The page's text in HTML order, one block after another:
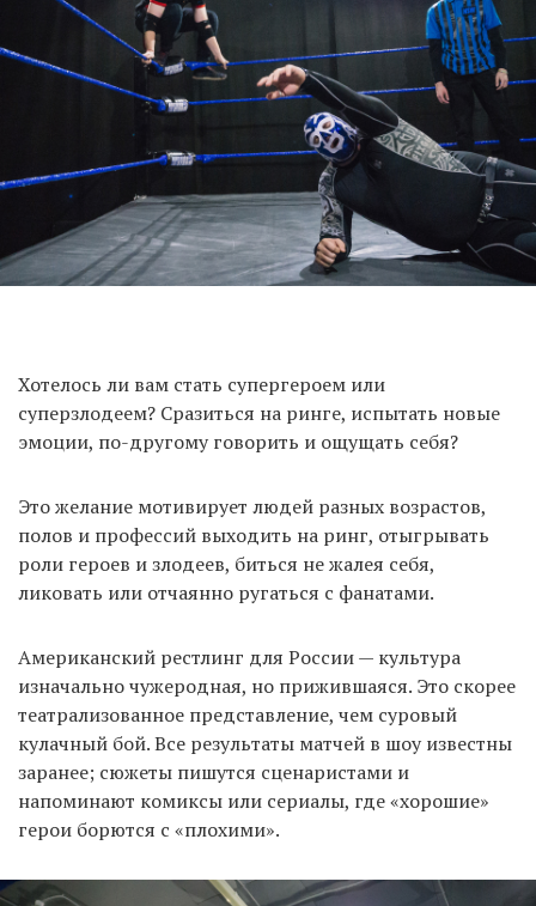
Хотелось ли вам стать супергероем или
суперзлодеем? Сразиться на ринге, испытать новые
эмоции, по-другому говорить и ощущать себя?
Это желание мотивирует людей разных возрастов,
полов и профессий выходить на ринг, отыгрывать
роли героев и злодеев, биться не жалея себя,
ликовать или отчаянно ругаться с фанатами.
Американский рестлинг для России — культура
изначально чужеродная, но прижившаяся. Это скорее
театрализованное представление, чем суровый
кулачный бой. Все результаты матчей в шоу известны
заранее; сюжеты пишутся сценаристами и
напоминают комиксы или сериалы, где «хорошие»
герои борются с «плохими».